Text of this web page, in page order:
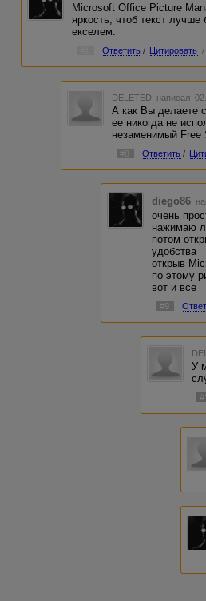
Microsoft Office Picture
яркость, чтоб текст
екселем.
Ответить / Цитировать /
DELETED написал
А как Вы делаете
ее никогда не
незаменимый Free
#8 Ответить /
diego86
очень
нажимаю
потом
удобства
открыв
по этому
вот и все
#9
У